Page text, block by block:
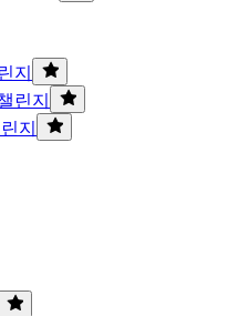
지
린지
지